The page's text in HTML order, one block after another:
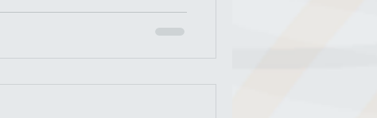
FenuaVerse sont
la blockchain Elrond. Afin